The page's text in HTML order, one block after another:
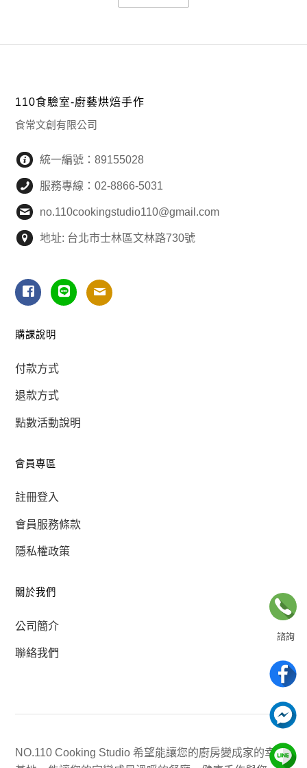
諮詢
110食驗室-廚藝烘焙手作
食常文創有限公司
統一編號：89155028
服務專線：02-8866-5031
no.110cookingstudio110@gmail.com
地址: 台北市士林區文林路730號
購課說明
付款方式
退款方式
點數活動說明
會員專區
註冊登入
會員服務條款
隱私權政策
關於我們
公司簡介
聯絡我們
NO.110 Cooking Studio 希望能讓您的廚房變成家的幸福